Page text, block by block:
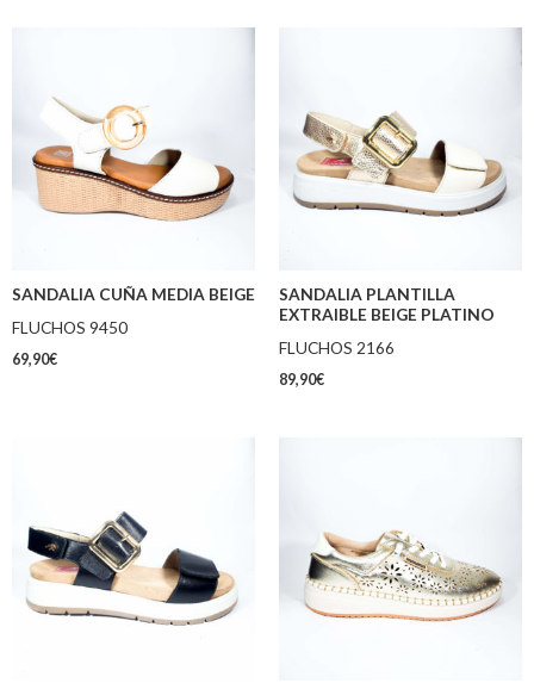
SANDALIA CUÑA MEDIA BEIGE
FLUCHOS 9450
69,90€
SANDALIA PLANTILLA
EXTRAIBLE BEIGE PLATINO
FLUCHOS 2166
89,90€